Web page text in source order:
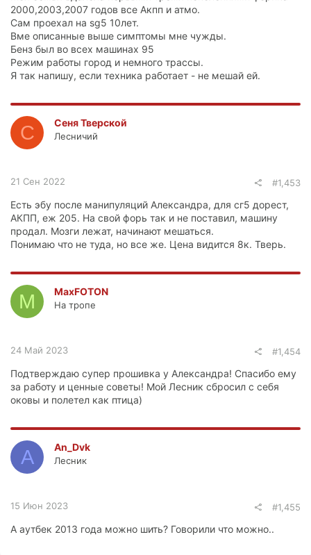
2000,2003,2007 годов все Акпп и атмо.
Сам проехал на sg5 10лет.
Вме описанные выше симптомы мне чужды.
Бенз был во всех машинах 95
Режим работы город и немного трассы.
Я так напишу, если техника работает - не мешай ей.
С Сеня Тверской
Лесничий
21 Сен 2022 #1,453
Есть эбу после манипуляций Александра, для сг5 дорест,
АКПП, еж 205. На свой форь так и не поставил, машину
продал. Мозги лежат, начинают мешаться.
Понимаю что не туда, но все же. Цена видится 8к. Тверь.
M MaxFOTON
На тропе
24 Май 2023 #1,454
Подтверждаю супер прошивка у Александра! Спасибо ему
за работу и ценные советы! Мой Лесник сбросил с себя
оковы и полетел как птица)
A An_Dvk
Лесник
15 Июн 2023 #1,455
А аутбек 2013 года можно шить? Говорили что можно..